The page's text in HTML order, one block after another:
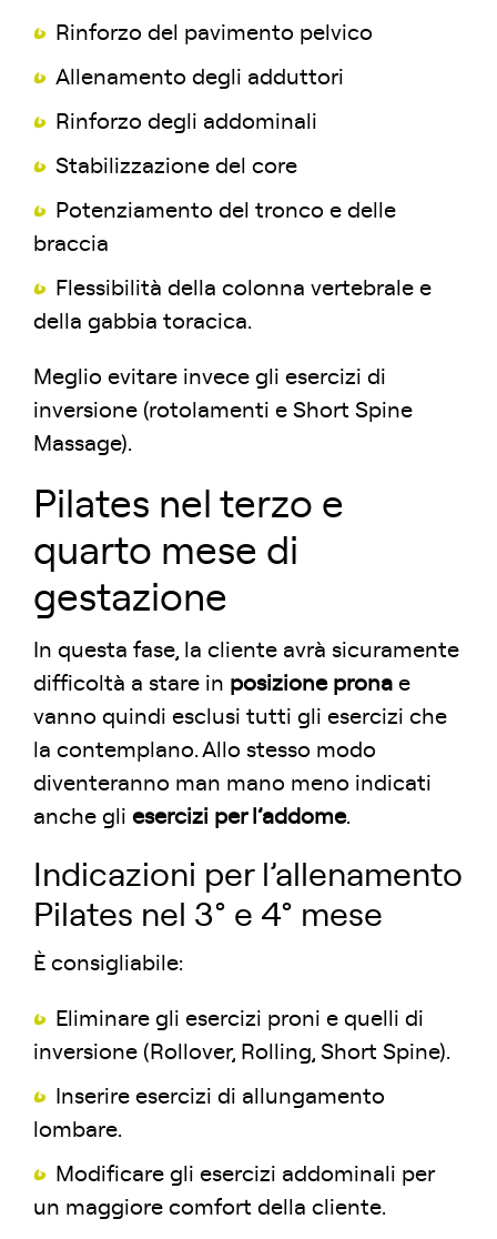
Rinforzo del pavimento pelvico
Allenamento degli adduttori
Rinforzo degli addominali
Stabilizzazione del core
Potenziamento del tronco e delle
braccia
Flessibilità della colonna vertebrale e
della gabbia toracica.
Meglio evitare invece gli esercizi di
inversione (rotolamenti e Short Spine
Massage).
Pilates nel terzo e
quarto mese di
gestazione
In questa fase, la cliente avrà sicuramente
difficoltà a stare in posizione prona e
vanno quindi esclusi tutti gli esercizi che
la contemplano. Allo stesso modo
diventeranno man mano meno indicati
anche gli esercizi per l’addome.
Indicazioni per l’allenamento
Pilates nel 3° e 4° mese
È consigliabile:
Eliminare gli esercizi proni e quelli di
inversione (Rollover, Rolling, Short Spine).
Inserire esercizi di allungamento
lombare.
Modificare gli esercizi addominali per
un maggiore comfort della cliente.